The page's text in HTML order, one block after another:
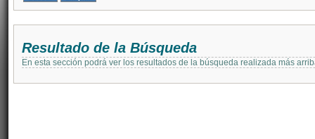
Resultado de la Búsqueda
En esta sección podrá ver los resultados de la búsqueda realizada más